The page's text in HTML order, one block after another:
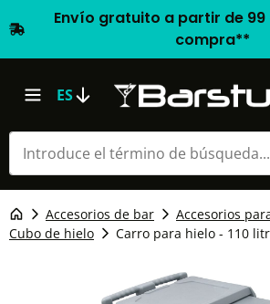
Envío gratuito a partir de
compra**
ES
Accesorios de bar
Accesorios
Cubo de hielo
Carro para hielo - 110